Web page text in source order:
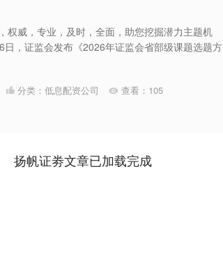
权威，专业，及时，全面，助您挖掘潜力主题机
，证监会发布《2026年证监会省部级课题选题方
分类： 低息配资公司 查看： 105
扬帆证劵文章已加载完成